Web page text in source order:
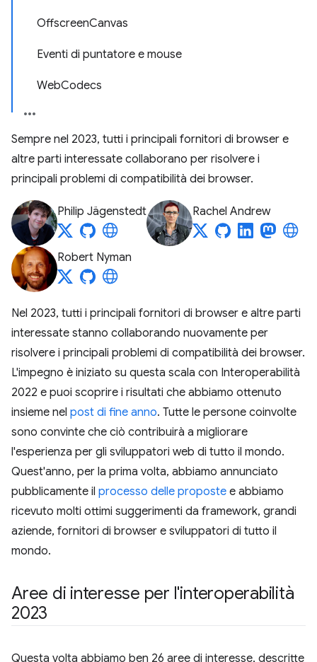
OffscreenCanvas
Eventi di puntatore e mouse
WebCodecs
Sempre nel 2023, tutti i principali fornitori di browser e
altre parti interessate collaborano per risolvere i
principali problemi di compatibilità dei browser.
Philip Jägenstedt Rachel Andrew
Robert Nyman
Nel 2023, tutti i principali fornitori di browser e altre parti
interessate stanno collaborando nuovamente per
risolvere i principali problemi di compatibilità dei browser.
L'impegno è iniziato su questa scala con Interoperabilità
2022 e puoi scoprire i risultati che abbiamo ottenuto
insieme nel post di fine anno. Tutte le persone coinvolte
sono convinte che ciò contribuirà a migliorare
l'esperienza per gli sviluppatori web di tutto il mondo.
Quest'anno, per la prima volta, abbiamo annunciato
pubblicamente il processo delle proposte e abbiamo
ricevuto molti ottimi suggerimenti da framework, grandi
aziende, fornitori di browser e sviluppatori di tutto il
mondo.
Aree di interesse per l'interoperabilità
2023
Questa volta abbiamo ben 26 aree di interesse, descritte